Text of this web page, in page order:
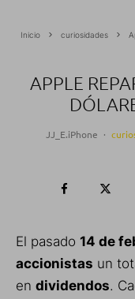
Inicio curiosidades
APPLE
JJ_E.iPhone ·
El pasado 14 de
accionistas un
en dividendos.